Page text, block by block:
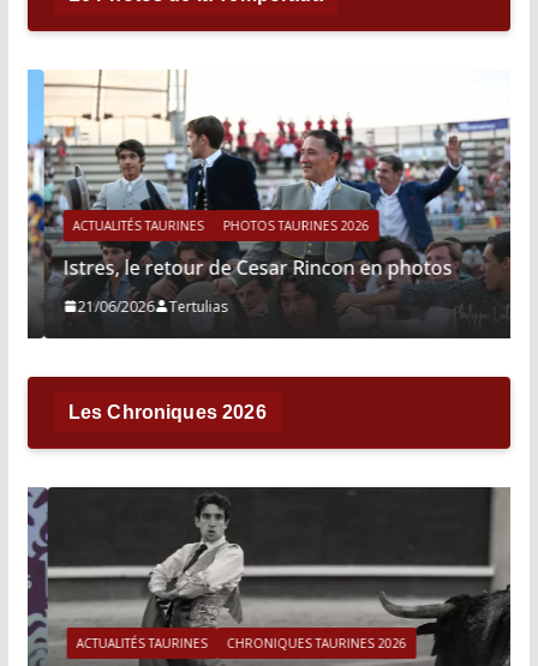
ACTUALITÉS TAURINES PHOTOS TAURINES 2026
Istres, le retour de Cesar Rincon en photos
21/06/2026 Tertulias
Les Chroniques 2026
ACTUALITÉS TAURINES CHRONIQUES TAURINES 2026